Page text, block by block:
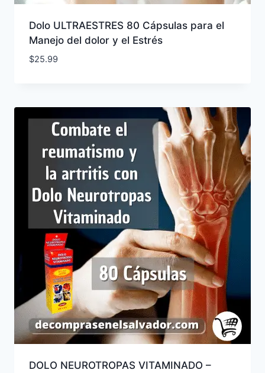
Dolo ULTRAESTRES 80 Cápsulas para el
Manejo del dolor y el Estrés
$25.99
DOLO NEUROTROPAS VITAMINADO –